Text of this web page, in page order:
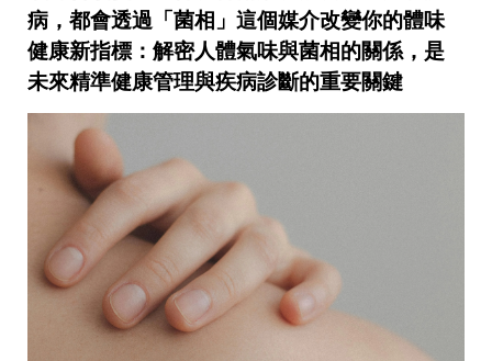
病，都會透過「菌相」這個媒介改變你的體味
健康新指標：解密人體氣味與菌相的關係，是
未來精準健康管理與疾病診斷的重要關鍵